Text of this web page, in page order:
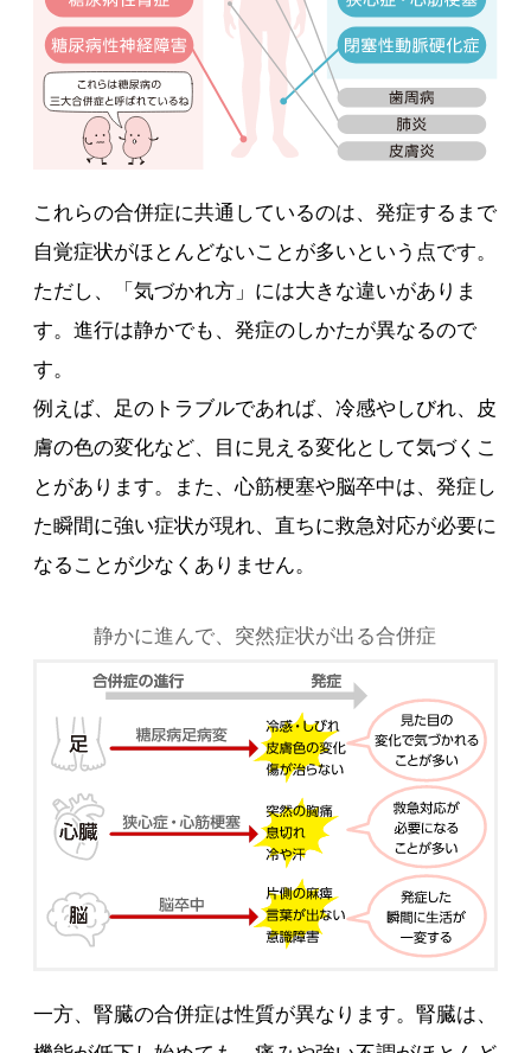
これらの合併症に共通しているのは、発症するまで
自覚症状がほとんどないことが多いという点です。
ただし、「気づかれ方」には大きな違いがありま
す。進行は静かでも、発症のしかたが異なるので
す。
例えば、足のトラブルであれば、冷感やしびれ、皮
膚の色の変化など、目に見える変化として気づくこ
とがあります。また、心筋梗塞や脳卒中は、発症し
た瞬間に強い症状が現れ、直ちに救急対応が必要に
なることが少なくありません。
静かに進んで、突然症状が出る合併症
一方、腎臓の合併症は性質が異なります。腎臓は、